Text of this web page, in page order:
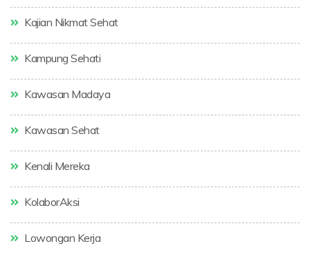
Kajian Nikmat Sehat
Kampung Sehati
Kawasan Madaya
Kawasan Sehat
Kenali Mereka
KolaborAksi
Lowongan Kerja